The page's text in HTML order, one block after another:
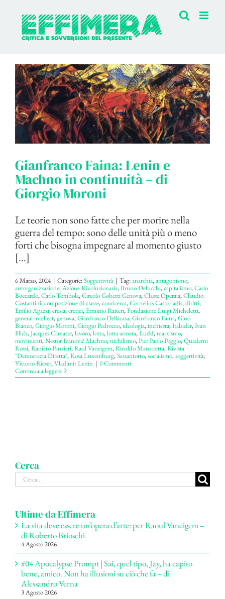
contenuto
Gianfranco Faina: Lenin e
Machno in continuità – di
Giorgio Moroni
Le teorie non sono fatte che per morire nella
guerra del tempo: sono delle unità più o meno
forti che bisogna impegnare al momento giusto
[...]
6 Marzo, 2024 | Categorie:Soggettività | Tag:anarchia,antagonismo,
autorganizzazione,Azione Rivoluzionaria,Bruno Delucchi,capitalismo,Carlo
Boccardo,Carlo Tombola,Circolo Go­betti Genova,Classe Operaia,Claudio
Costantini,composizione di classe,conricerca,Cornelius Castoriadis,diritti,
Emilio Agazzi,eresia,eretici,Ermi­nio Raiteri,Fondazione Luigi Micheletti,
general intellect,genova,Gianfranco Dellacasa,Gianfranco Faina,Gino
Bianco,Giorgio Moroni,Giorgio Pedrocco,ideologia,inchiesta,Italsider,Ivan
Illich,Jacques Camatte,lavoro,lotta,lotta armata,Ludd,marxismo,
movimenti,Nestor Ivanovič Machno,nichilismo,Pier Paolo Poggio,Quaderni
Rossi,Raniero Panzieri,Raul Vaneigem,Rinaldo Manstretta,Rivista
"Democrazia Diretta",Rosa Luxemburg,Sessantotto,socialismo,soggettività,
Vittorio Rieser,Vladimir Lenin | 0 Commenti
Continua a leggere
Cerca
Cerca
per:
Ultime da Effimera
La vita deve essere un’opera d’arte: per Raoul Vaneigem –
di Roberto Brioschi
4 Agosto 2026
#04 Apocalypse Prompt | Sai, quel tipo, Jay, ha capito
bene, amico. Non ha illusioni su ciò che fa – di
Alessandro Verna
3 Agosto 2026